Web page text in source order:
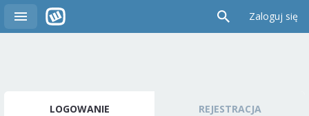
Zaloguj się
LOGOWANIE REJESTRACJA